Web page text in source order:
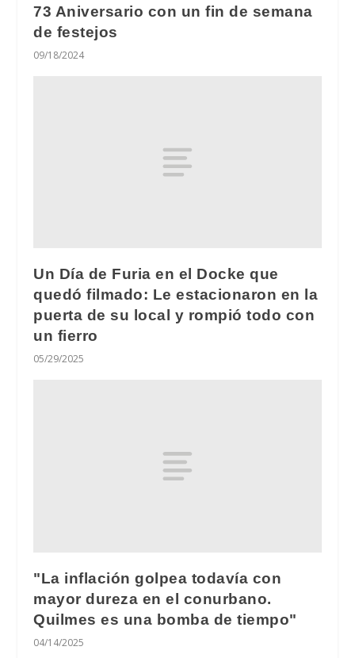
73 Aniversario con un fin de semana
de festejos
09/18/2024
Un Día de Furia en el Docke que
quedó filmado: Le estacionaron en la
puerta de su local y rompió todo con
un fierro
05/29/2025
"La inflación golpea todavía con
mayor dureza en el conurbano.
Quilmes es una bomba de tiempo"
04/14/2025